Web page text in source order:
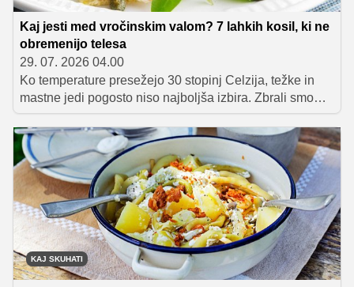
Kaj jesti med vročinskim valom? 7 lahkih kosil, ki ne
obremenijo telesa
29. 07. 2026 04.00
Ko temperature presežejo 30 stopinj Celzija, težke in
mastne jedi pogosto niso najboljša izbira. Zbrali smo
sedem lahkih poletnih kosil, ki osvežijo, nasitijo in
telesa ne obremenijo. Na seznamu so poletne solate,
hladna juha, tortilje in mediteranski zavitki, ki so idealni
za najbolj vroče dni.
KAJ SKUHATI